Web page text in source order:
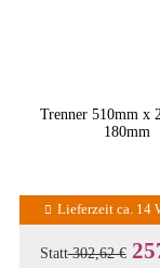
Trenner 510mm x
180mm
Lieferzeit ca. 14
Statt302,62 €